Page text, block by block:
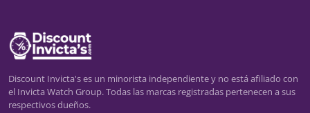
Discount Invicta's es un minorista independiente y no está afiliado con
el Invicta Watch Group. Todas las marcas registradas pertenecen a sus
respectivos dueños.